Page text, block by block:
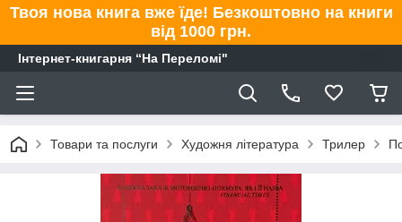
Твоя нова книга вже їде! Безкоштовно на книги
від 1000 грн.
Інтернет-книгарня “На Переломі"
Товари та послуги Художня література Трилер